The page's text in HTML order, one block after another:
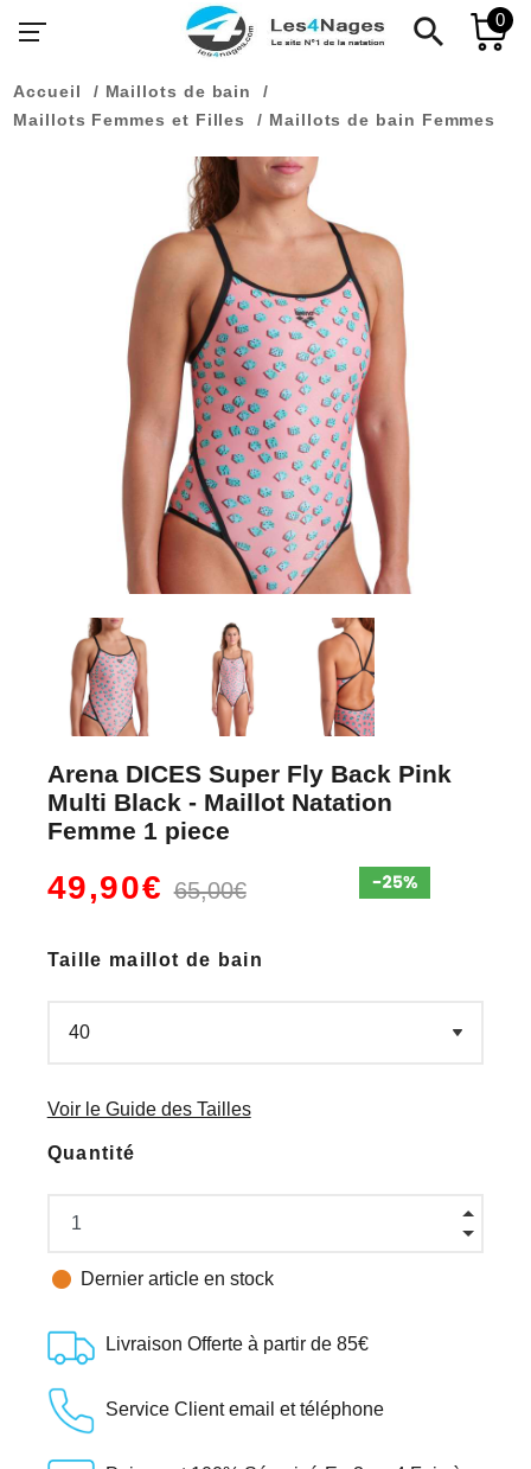
search 0
Accueil
Maillots de bain
Maillots Femmes et Filles
Maillots de bain Femmes
Arena DICES Super Fly Back Pink
Multi Black - Maillot Natation
Femme 1 piece
49,90€65,00€
Taille maillot de bain
Voir le Guide des Tailles
Quantité
 Dernier article en stock
Livraison Offerte à partir de 85€
Service Client email et téléphone